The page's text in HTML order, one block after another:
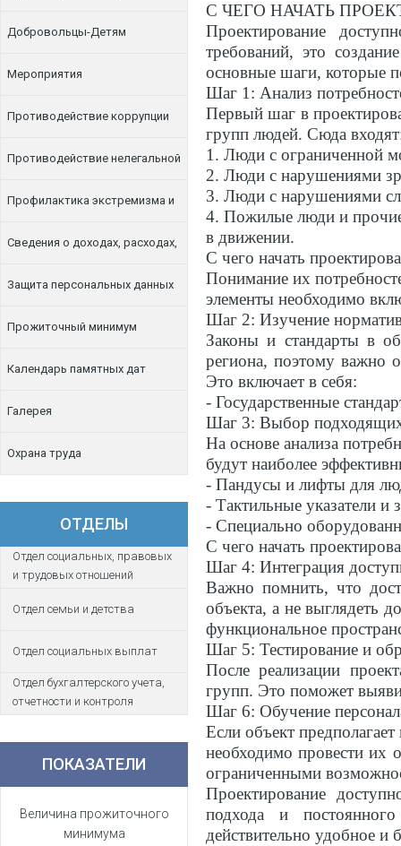
Добровольцы-Детям
Мероприятия
Противодействие коррупции
Противодействие нелегальной
занятости
Профилактика экстремизма и
терроризма
Сведения о доходах, расходах,
об имуществе и обязательствах
имущественного характера
Защита персональных данных
Прожиточный минимум
Календарь памятных дат
Галерея
Охрана труда
ОТДЕЛЫ
Отдел социальных, правовых
и трудовых отношений
Отдел семьи и детства
Отдел социальных выплат
Отдел бухгалтерского учета,
отчетности и контроля
ПОКАЗАТЕЛИ
Величина прожиточного
минимума
С ЧЕГО НАЧАТЬ
Проектирование
требований, это
основные шаги, которые
Шаг 1: Анализ
Первый шаг в
групп людей. Сюда
1. Люди с ограниченной
2. Люди с нарушениями
3. Люди с нарушениями
4. Пожилые люди и прочие
в движении.
С чего начать
Понимание их
элементы необходимо
Шаг 2: Изучение
Законы и стандарты в
региона, поэтому важно
Это включает в себя:
- Государственные
Шаг 3: Выбор
На основе анализа
будут наиболее
- Пандусы и лифты для
- Тактильные указатели
- Специально
С чего начать
Шаг 4: Интеграция
Важно помнить, что
объекта, а не выглядеть
функциональное
Шаг 5: Тестирование и
После реализации
групп. Это поможет
Шаг 6: Обучение
Если объект
необходимо провести их
ограниченными
Проектирование
подхода и
действительно удобное и